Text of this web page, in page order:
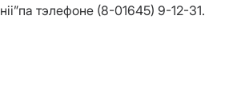
тэлефоне (8-01645) 9-12-31.